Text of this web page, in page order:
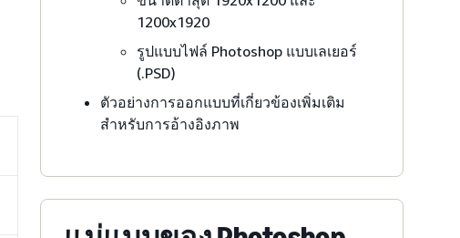
1200x1920
รูปแบบไฟล์ Photoshop แบบเลเยอร์
(.PSD)
ตัวอย่างการออกแบบที่เกี่ยวข้องเพิ่มเติม
สำหรับการอ้างอิงภาพ